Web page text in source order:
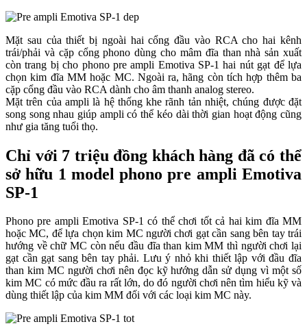
Mặt sau của thiết bị ngoài hai cổng đầu vào RCA cho hai kênh
trái/phải và cặp cổng phono dùng cho mâm đĩa than nhà sản xuất
còn trang bị cho phono pre ampli Emotiva SP-1 hai nút gạt để lựa
chọn kim đĩa MM hoặc MC. Ngoài ra, hãng còn tích hợp thêm ba
cặp cổng đầu vào RCA dành cho âm thanh analog stereo.
Mặt trên của ampli là hệ thống khe rãnh tản nhiệt, chúng được đặt
song song nhau giúp ampli có thể kéo dài thời gian hoạt động cũng
như gia tăng tuổi thọ.
Chỉ với 7 triệu đồng khách hàng đã có thể
sở hữu 1 model phono pre ampli Emotiva
SP-1
Phono pre ampli Emotiva SP-1 có thể chơi tốt cả hai kim đĩa MM
hoặc MC, để lựa chọn kim MC người chơi gạt cần sang bên tay trái
hướng về chữ MC còn nếu đầu đĩa than kim MM thì người chơi lại
gạt cần gạt sang bên tay phải. Lưu ý nhỏ khi thiết lập với đầu đĩa
than kim MC người chơi nên đọc kỹ hướng dẫn sử dụng vì một số
kim MC có mức đầu ra rất lớn, do đó người chơi nên tìm hiểu kỹ và
dùng thiết lập của kim MM đối với các loại kim MC này.